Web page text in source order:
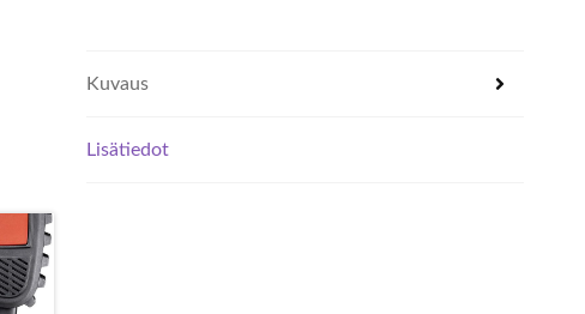
Kuvaus
Lisätiedot